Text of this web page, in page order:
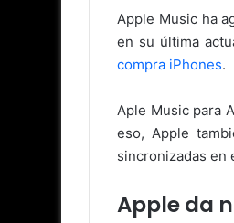
Apple Music ha
en su última
compra iPhones.
Aple Music para
eso, Apple
sincronizadas en
Apple da